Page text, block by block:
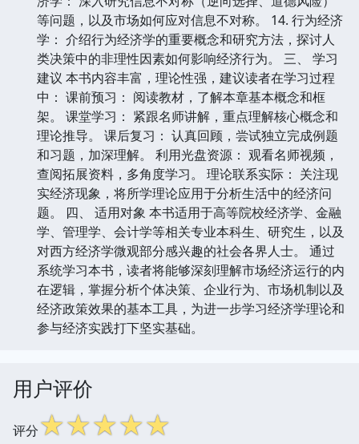
等问题，以及市场如何应对信息不对称。 14. 行为经济
学： 介绍行为经济学的重要概念和研究方法，探讨人
类决策中的非理性因素如何影响经济行为。 三、 学习
建议 本书内容丰富，理论性强，建议读者在学习过程
中： 课前预习： 阅读教材，了解本章基本概念和框
架。 课堂学习： 紧跟名师讲解，重点理解核心概念和
理论推导。 课后复习： 认真回顾，尝试独立完成例题
和习题，加深理解。 利用光盘资源： 观看名师视频，
查阅拓展资料，多角度学习。 理论联系实际： 关注现
实经济现象，将所学理论应用于分析生活中的经济问
题。 四、 适用对象 本书适用于高等院校经济学、金融
学、管理学、会计学等相关专业本科生、研究生，以及
对西方经济学微观部分感兴趣的社会各界人士。 通过
系统学习本书，读者将能够深刻理解市场经济运行的内
在逻辑，掌握分析个体决策、企业行为、市场机制以及
经济政策效果的基本工具，为进一步学习经济学理论和
参与经济实践打下坚实基础。
用户评价
评分☆☆☆☆☆